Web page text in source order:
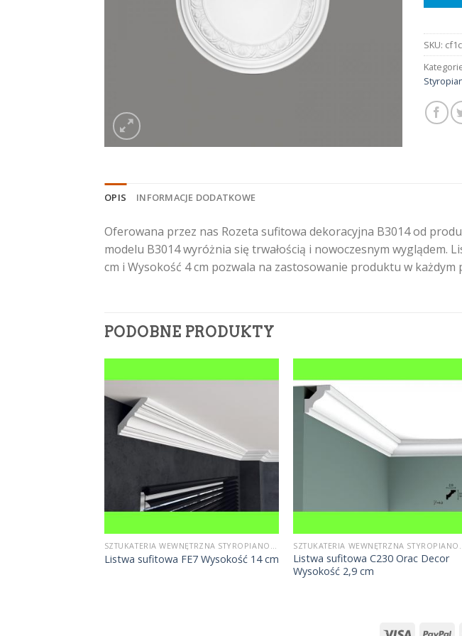
SKU:
OPIS INFORMACJE DODATKOWE
Oferowana przez nas Rozeta sufitowa dekoracyjna B3014 od
modelu B3014 wyróżnia się trwałością i nowoczesnym wyglądem.
cm i Wysokość 4 cm pozwala na zastosowanie produktu w każdym
PODOBNE PRODUKTY
Listwa sufitowa FE7 Wysokość 14 cm
Listwa sufitowa C230 Orac Decor
Wysokość 2,9 cm